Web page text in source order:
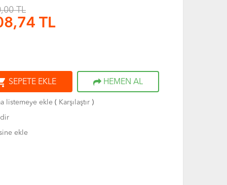
TL
TL
SEPETE EKLE HEMEN AL
listemeye ekle( Karşılaştır)
ekle